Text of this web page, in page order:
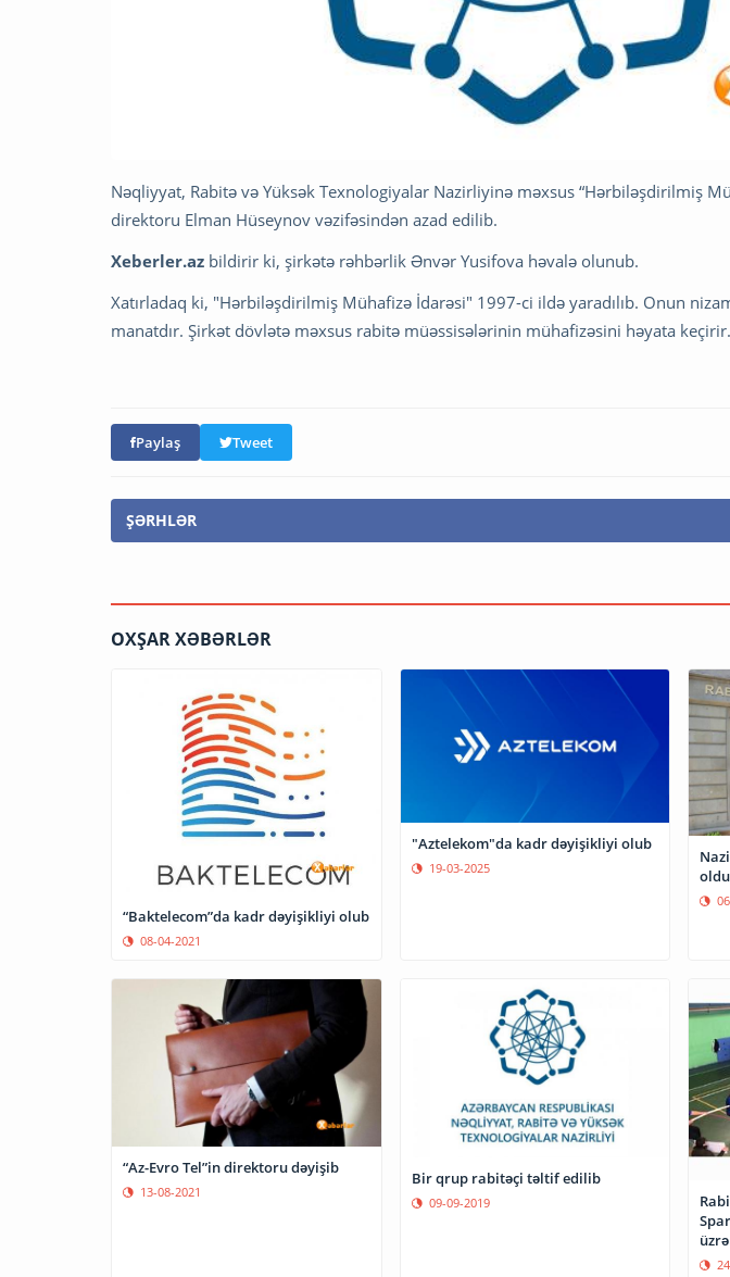
Nəqliyyat, Rabitə və Yüksək Texnologiyalar Nazirliyinə məxsus “Hərbiləşdirilmiş
direktoru Elman Hüseynov vəzifəsindən azad edilib.
Xeberler.az bildirir ki, şirkətə rəhbərlik Ənvər Yusifova həvalə olunub.
Xatırladaq ki, "Hərbiləşdirilmiş Mühafizə İdarəsi" 1997-ci ildə yaradılıb. Onun
manatdır. Şirkət dövlətə məxsus rabitə müəssisələrinin mühafizəsini həyata keçirir.
Paylaş Tweet
ŞƏRHLƏR
OXŞAR XƏBƏRLƏR
“Baktelecom”da kadr dəyişikliyi olub
08-04-2021
"Aztelekom"da kadr dəyişikliyi olub
19-03-2025
oldu
“Az-Evro Tel”in direktoru dəyişib
13-08-2021
Bir qrup rabitəçi təltif edilib
09-09-2019